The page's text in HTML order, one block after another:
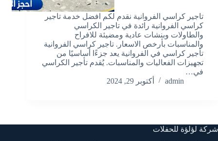
تاجير كراسي الفروانية نقدم لكم افضل خدمة تاجير
كراسي الفروانية رائدة في تاجير الكراسي
والطاولات وبنشات عادية ومضيئة للافراح
والمناسبات بأرخص الاسعار. تاجير كراسي الفروانية
تأجير كراسي في الفروانية يعد جزءًا أساسيًا من
تجهيزات الفعاليات والمناسبات. يُقدم تأجير الكراسي
في…
admin
أكتوبر 29, 2024
شركة لؤلؤة للحفلات